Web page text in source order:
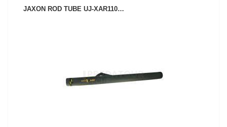
JAXON ROD TUBE UJ-XAR110…